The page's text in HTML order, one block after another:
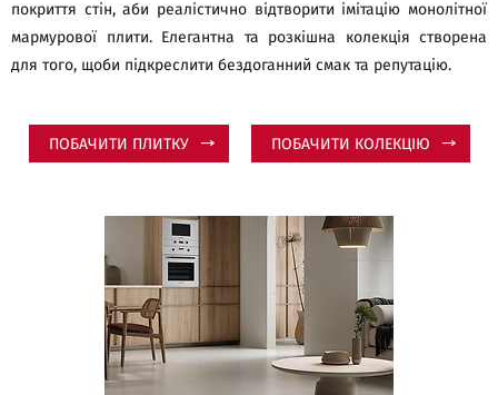
покриття стін, аби реалістично відтворити імітацію монолітної
мармурової плити. Елегантна та розкішна колекція створена
для того, щоби підкреслити бездоганний смак та репутацію.
ПОБАЧИТИ ПЛИТКУ ПОБАЧИТИ КОЛЕКЦІЮ